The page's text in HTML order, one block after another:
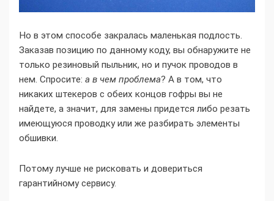
Но в этом способе закралась маленькая подлость.
Заказав позицию по данному коду, вы обнаружите не
только резиновый пыльник, но и пучок проводов в
нем. Спросите: а в чем проблема? А в том, что
никаких штекеров с обеих концов гофры вы не
найдете, а значит, для замены придется либо резать
имеющуюся проводку или же разбирать элементы
обшивки.
Потому лучше не рисковать и довериться
гарантийному сервису.